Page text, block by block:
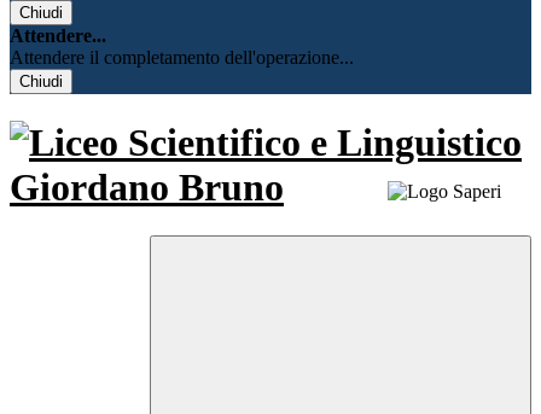
Chiudi
Attendere...
Attendere il completamento dell'operazione...
Chiudi